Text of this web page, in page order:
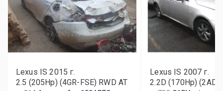
Lexus IS 2015 г.
2.5 (205Hp) (4GR-FSE) RWD AT
Lexus IS 2007 г.
2.2D (170Hp) (2AD-